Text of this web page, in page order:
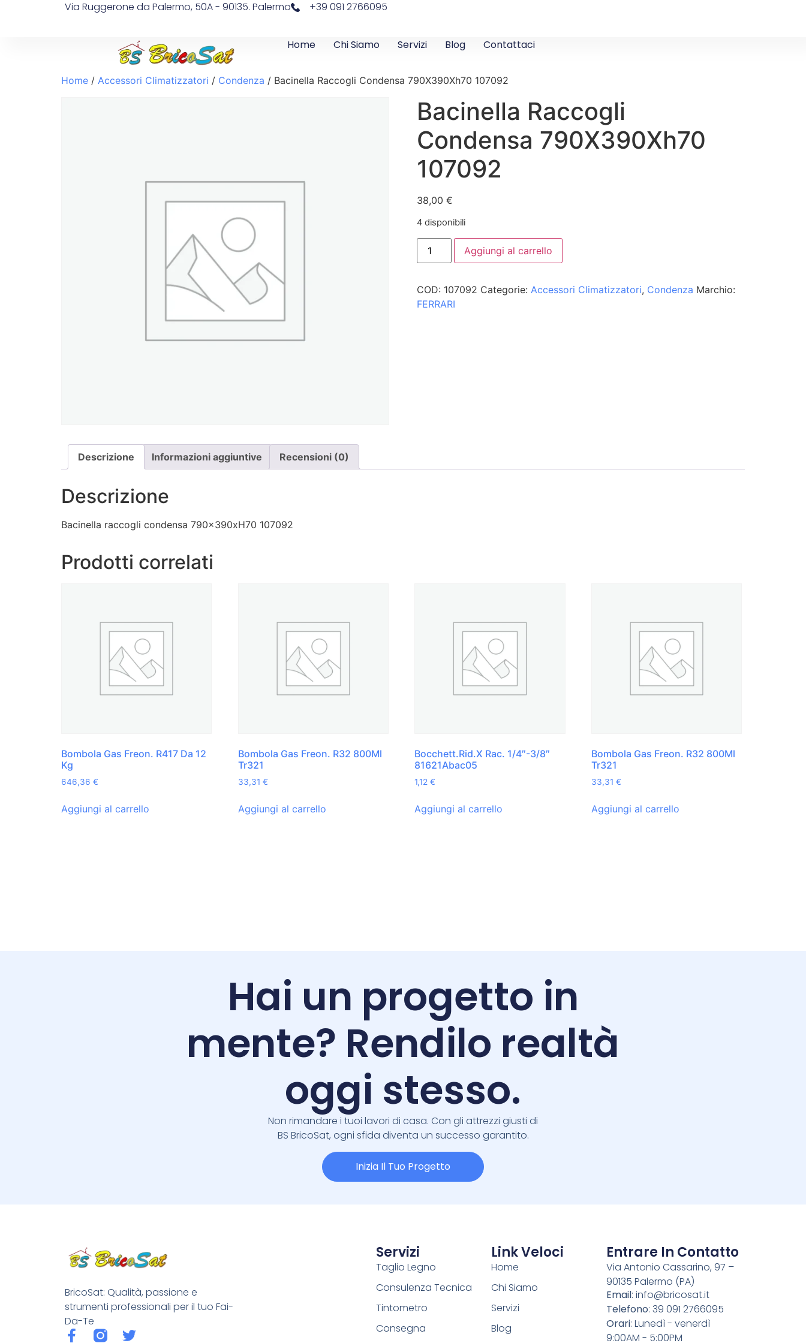
Via Ruggerone da Palermo, 50A - 90135. Palermo +39 091 2766095
Home Chi Siamo Servizi Blog Contattaci
Home / Accessori Climatizzatori / Condenza / Bacinella Raccogli Condensa 790X390Xh70 107092
Bacinella Raccogli
Condensa 790X390Xh70
107092
38,00 €
4 disponibili
Aggiungi al carrello
COD: 107092 Categorie: Accessori Climatizzatori, Condenza Marchio:
FERRARI
Descrizione Informazioni aggiuntive Recensioni (0)
Descrizione
Bacinella raccogli condensa 790x390xH70 107092
Prodotti correlati
Bombola Gas Freon. R417 Da 12
Kg
646,36 €
Aggiungi al carrello
Bombola Gas Freon. R32 800Ml
Tr321
33,31 €
Aggiungi al carrello
Bocchett.Rid.X Rac. 1/4″-3/8″
81621Abac05
1,12€
Aggiungi al carrello
Bombola Gas Freon. R32 800Ml
Tr321
33,31€
Aggiungi al carrello
Hai un progetto in
mente? Rendilo realtà
oggi stesso.
Non rimandare i tuoi lavori di casa. Con gli attrezzi giusti di
BS BricoSat, ogni sfida diventa un successo garantito.
Inizia Il Tuo Progetto
BricoSat: Qualità, passione e
strumenti professionali per il tuo Fai-
Da-Te
Servizi
Taglio Legno
Consulenza Tecnica
Tintometro
Consegna
Link Veloci
Home
Chi Siamo
Servizi
Blog
Entrare In Contatto
Via Antonio Cassarino, 97 –
90135 Palermo (PA)
Email: info@bricosat.it
Telefono: 39 091 2766095
Orari: Lunedì - venerdì
9:00AM - 5:00PM